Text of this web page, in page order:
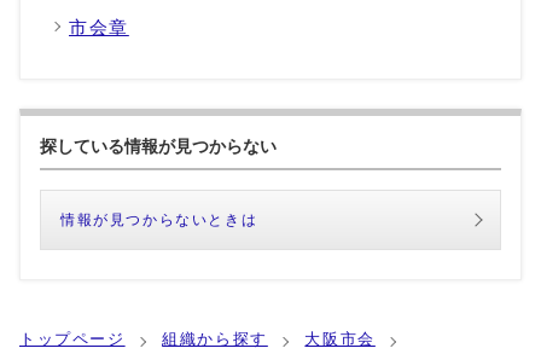
市会章
探している情報が見つからない
情報が見つからないときは
トップページ 組織から探す 大阪市会